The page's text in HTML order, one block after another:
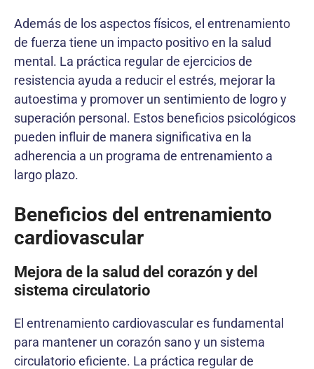
Además de los aspectos físicos, el entrenamiento
de fuerza tiene un impacto positivo en la salud
mental. La práctica regular de ejercicios de
resistencia ayuda a reducir el estrés, mejorar la
autoestima y promover un sentimiento de logro y
superación personal. Estos beneficios psicológicos
pueden influir de manera significativa en la
adherencia a un programa de entrenamiento a
largo plazo.
Beneficios del entrenamiento
cardiovascular
Mejora de la salud del corazón y del
sistema circulatorio
El entrenamiento cardiovascular es fundamental
para mantener un corazón sano y un sistema
circulatorio eficiente. La práctica regular de